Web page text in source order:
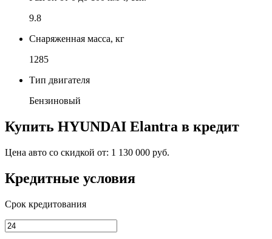
9.8
Снаряженная масса, кг
1285
Тип двигателя
Бензиновый
Купить HYUNDAI Elantra в кредит
Цена авто со скидкой от: 1 130 000 руб.
Кредитные условия
Срок кредитования